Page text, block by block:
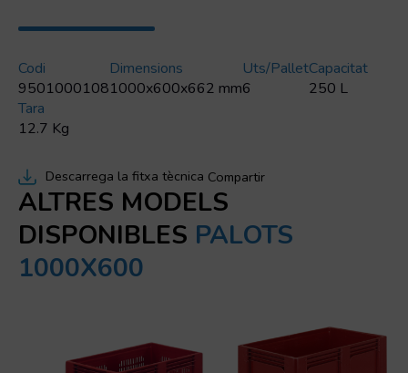
Codi
9501000108
Dimensions
1000x600x662 mm
Uts/pallet
6
Capacitat
250 L
Tara
12.7 Kg
Descarrega la fitxa tècnica Compartir
ALTRES MODELS
DISPONIBLES PALOTS
1000X600